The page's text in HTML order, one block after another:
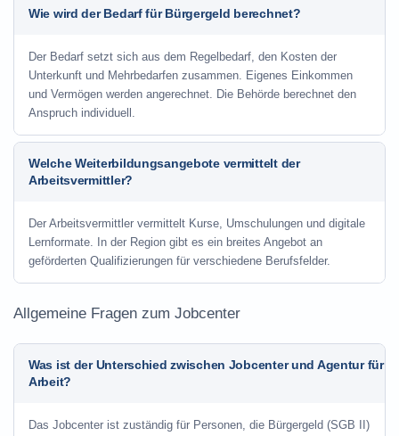
Wie wird der Bedarf für Bürgergeld berechnet?
Der Bedarf setzt sich aus dem Regelbedarf, den Kosten der
Unterkunft und Mehrbedarfen zusammen. Eigenes Einkommen
und Vermögen werden angerechnet. Die Behörde berechnet den
Anspruch individuell.
Welche Weiterbildungsangebote vermittelt der
Arbeitsvermittler?
Der Arbeitsvermittler vermittelt Kurse, Umschulungen und digitale
Lernformate. In der Region gibt es ein breites Angebot an
geförderten Qualifizierungen für verschiedene Berufsfelder.
Allgemeine Fragen zum Jobcenter
Was ist der Unterschied zwischen Jobcenter und Agentur für
Arbeit?
Das Jobcenter ist zuständig für Personen, die Bürgergeld (SGB II)